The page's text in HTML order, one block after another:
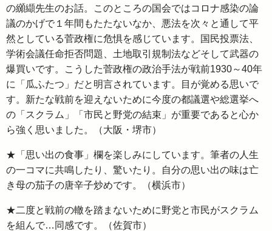
の纐纈先生のお話。このところの国会ではコロナ感染の論
議のかげで１年間もたたないなか、悪法を次々と通して平
然としている菅政権に危惧を感じています。国民投票法、
学術会議任命拒否問題、土地取引規制法などそして武器の
爆買いです。こうした菅政権の政治手法が戦前1930～40年
に「瓜ふたつ」だと明言されています。目が覚める思いで
す。新たな戦前を迎えないために今度の都議選や総選挙へ
の「スクラム」「市民と野党の結束」が重要であると心か
ら強く思いました。（大阪・堺市）
★「思い出の食事」欄を楽しみにしています。筆者の人生
の一コマに共鳴したり、驚いたり。自分の思い出の味は亡
き母の茄子の唐辛子炒めです。（横浜市）
★二度と戦前の轍を踏まないために野党と市民がスクラム
を組んで…同感です。（佐賀市）